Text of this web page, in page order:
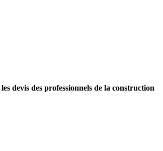
les devis des professionnels de la construction